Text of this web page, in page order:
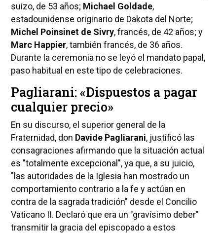
suizo, de 53 años; Michael Goldade,
estadounidense originario de Dakota del Norte;
Michel Poinsinet de Sivry, francés, de 42 años; y
Marc Happier, también francés, de 36 años.
Durante la ceremonia no se leyó el mandato papal,
paso habitual en este tipo de celebraciones.
Pagliarani: «Dispuestos a pagar
cualquier precio»
En su discurso, el superior general de la
Fraternidad, don Davide Pagliarani, justificó las
consagraciones afirmando que la situación actual
es "totalmente excepcional", ya que, a su juicio,
"las autoridades de la Iglesia han mostrado un
comportamiento contrario a la fe y actúan en
contra de la sagrada tradición" desde el Concilio
Vaticano II. Declaró que era un "gravísimo deber"
transmitir la gracia del episcopado a estos